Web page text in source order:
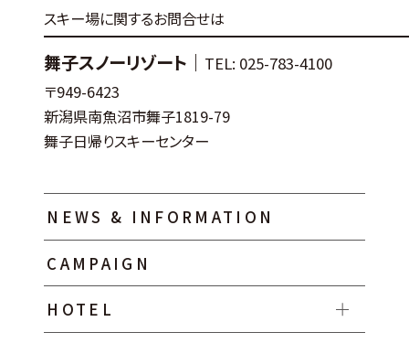
スキー場に関するお問合せは
舞子スノーリゾート｜ TEL: 025-783-4100
〒949-6423
新潟県南魚沼市舞子1819-79
舞子日帰りスキーセンター
NEWS & INFORMATION
CAMPAIGN
HOTEL